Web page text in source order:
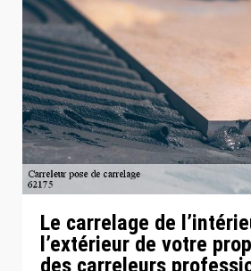
Le carrelage de
l’extérieur de votre
des carreleurs